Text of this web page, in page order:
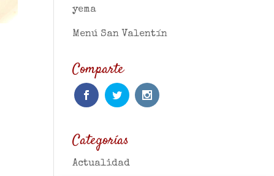
yema
Menú San Valentín
Comparte
Categorías
Actualidad